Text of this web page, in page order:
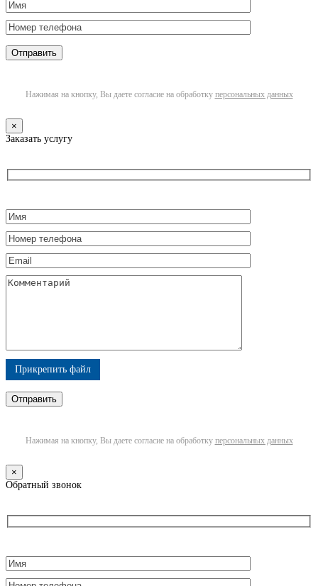
Нажимая на кнопку, Вы даете согласие на обработку персональных данных
×
Заказать услугу
Прикрепить файл
Нажимая на кнопку, Вы даете согласие на обработку персональных данных
×
Обратный звонок